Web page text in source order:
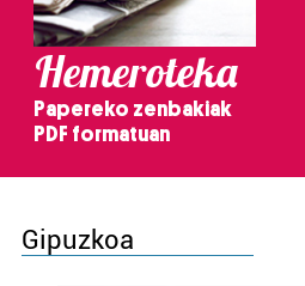
Hemeroteka
Papereko zenbakiak
PDF formatuan
Gipuzkoa